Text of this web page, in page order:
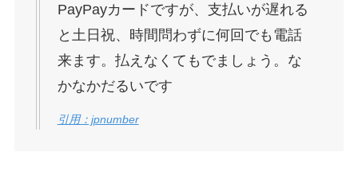
PayPayカードですが、支払いが遅れる
と土日祝、時間問わずに何回でも電話
来ます。払えなくてもでましょう。な
かなかだるいです
引用：jpnumber